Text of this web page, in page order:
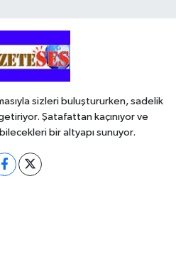
sizleri buluştururken, sadelik
Şatafattan kaçınıyor ve
bir altyapı sunuyor.